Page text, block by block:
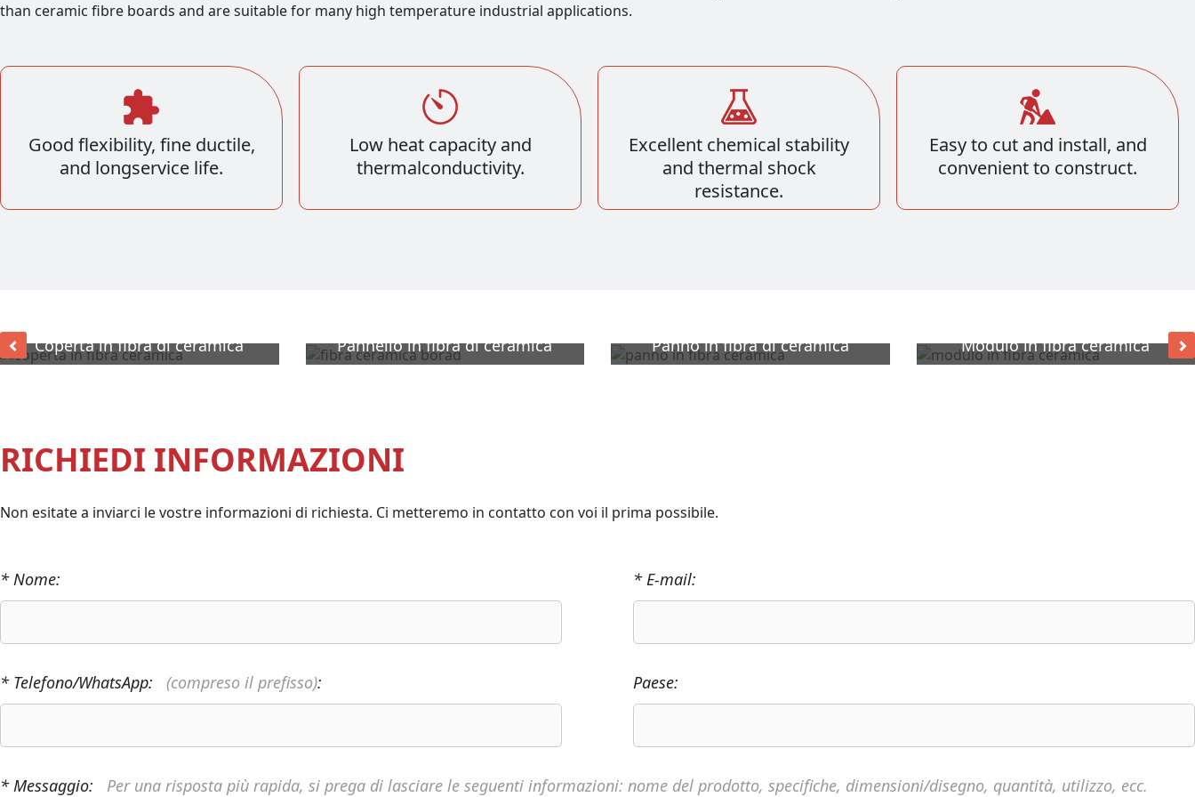
than ceramic fibre boards and are suitable for many high temperature industrial applications.
Good flexibility, fine ductile,
and longservice life.
Low heat capacity and
thermalconductivity.
Excellent chemical stability
and thermal shock
resistance.
Easy to cut and install, and
convenient to construct.
Coperta in fibra di ceramica Pannello in fibra di ceramica Panno in fibra di ceramica Modulo in fibra ceramica
RICHIEDI INFORMAZIONI
Non esitate a inviarci le vostre informazioni di richiesta. Ci metteremo in contatto con voi il prima possibile.
* Nome: * E-mail:
* Telefono/WhatsApp: (compreso il prefisso): Paese:
* Messaggio: Per una risposta più rapida, si prega di lasciare le seguenti informazioni: nome del prodotto, specifiche, dimensioni/disegno, quantità, utilizzo, ecc.